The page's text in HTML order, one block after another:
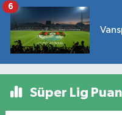
6
Süper Lig